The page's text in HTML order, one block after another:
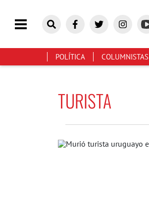
POLÍTICA COLUMNISTAS
TURISTA